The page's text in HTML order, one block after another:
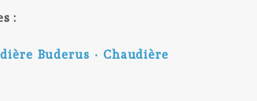
:
Buderus • Chaudière